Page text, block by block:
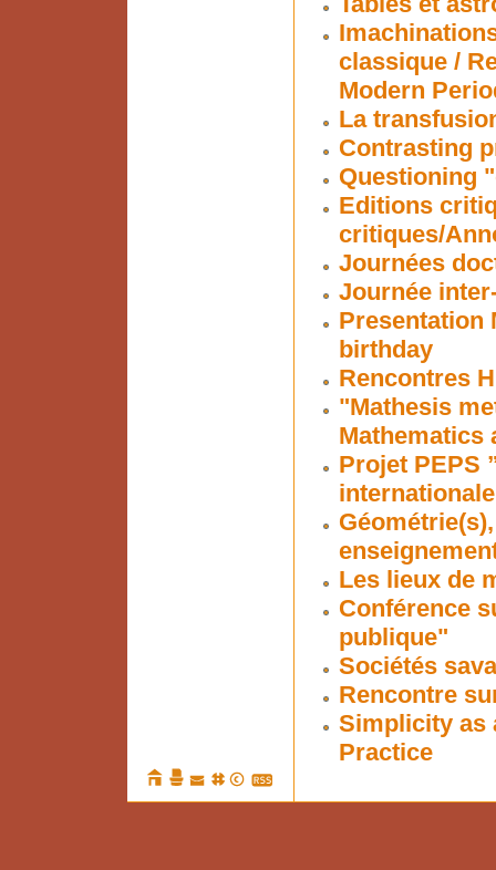
classique /
Modern
La
Contrasting
Questioning
Editions
critiques/
Journées
Journée
Presentation
birthday
Rencontres
"Mathesis
Mathematics
Projet PEPS
internationale
Les lieux de
Conférence
publique"
Sociétés
Rencontre
Simplicity as
Practice